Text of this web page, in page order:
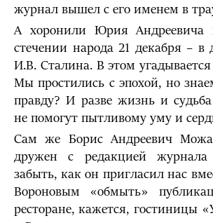
журнал вышел с его именем в
А хоронили Юрия Андреевича
стечении народа 21 декабря – в
И.В. Сталина. В этом
Мы простились с эпохой, но
правду? И разве жизнь и
не помогут пытливому уму и
Сам же Борис Андреевич
дружен с редакцией журнала
забыть, как он пригласил нас
Вороновым «обмыть»
ресторане, кажется, гостиницы